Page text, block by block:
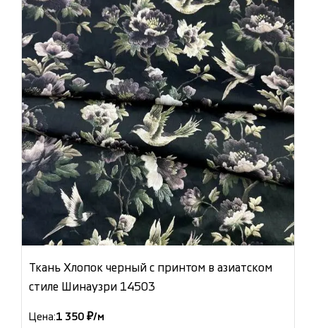
Ткань Хлопок черный с принтом в азиатском
стиле Шинаузри 14503
Цена:1 350 ₽/м